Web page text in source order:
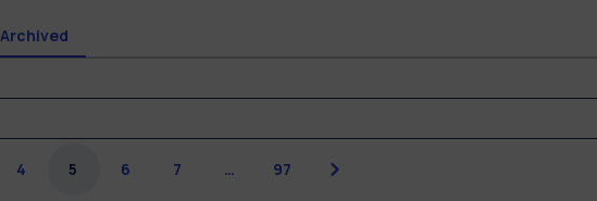
Archived
4 5 6 7 … 97 Next